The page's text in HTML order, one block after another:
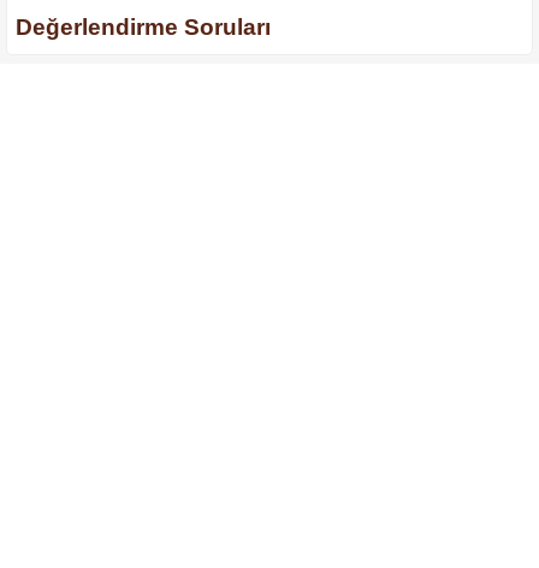
Değerlendirme Soruları